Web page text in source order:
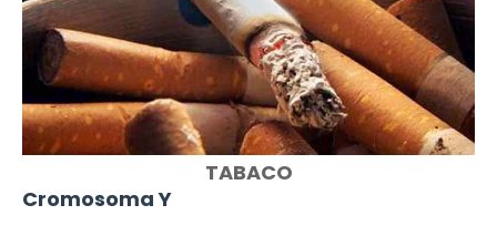
TABACO
Cromosoma Y